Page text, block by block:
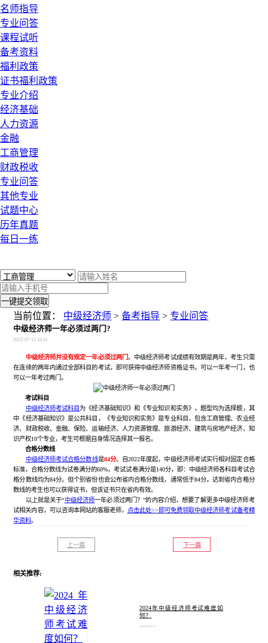
名师指导
专业问答
课程试听
备考资料
福利政策
证书福利政策
专业介绍
经济基础
人力资源
金融
工商管理
财政税收
专业问答
其他专业
试题中心
历年真题
每日一练
一键提交领取
当前位置： 中级经济师 >备考指导 >专业问答
中级经济师一年必须过两门?
2023-07-12 16:41
中级经济师并没有规定一年必须过两门 。中级经济师考试成绩有效期是两年，考生只需
在连续的两年内通过全部科目的考试，即可获得中级经济师资格证书，可以一年考一门，也
可以一年考过两门。
考试科目
中级经济师考试科目为《经济基础知识》和《专业知识和实务》，题型均为选择题，其
中《经济基础知识》是公共科目，《专业知识和实务》是专业科目，包含工商管理、农业经
济、财政税收、金融、保险、运输经济、人力资源管理、旅游经济、建筑与房地产经济、知
识产权10个专业，考生可根据自身情况选择其一报名。
合格分数线
中级经济师考试合格分数线是84分。自2022年度起，中级经济师考试实行相对固定合格
标准，合格分数线为试卷满分的60%，考试试卷满分是140分，即：中级经济师各科目考试合
格分数线均为84分。但个别省份也会公布省内合格分数线，通常低于84分，达到省内合格分
数线的考生也可以获得证书，但该证书只在省内有效。
以上就是关于“中级经济师一年必须过两门？”的内容介绍，想要了解更多中级经济师考
试相关内容，可以咨询本网站的客服老师， 点击此处>>即可免费领取中级经济师考试备考精
华资料。
上一篇 下一篇
相关推荐:
2024年中级经济师考试难度如
何？
2024-09-11